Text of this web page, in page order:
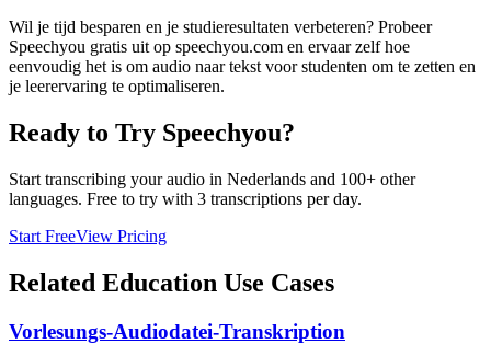
Wil je tijd besparen en je studieresultaten verbeteren? Probeer
Speechyou gratis uit op speechyou.com en ervaar zelf hoe
eenvoudig het is om audio naar tekst voor studenten om te zetten en
je leerervaring te optimaliseren.
Ready to Try Speechyou?
Start transcribing your audio in Nederlands and 100+ other
languages. Free to try with 3 transcriptions per day.
Start FreeView Pricing
Related Education Use Cases
Vorlesungs-Audiodatei-Transkription